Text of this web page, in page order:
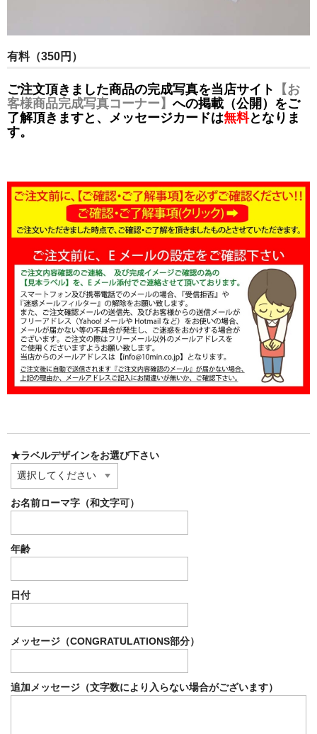
有料（350円）
ご注文頂きました商品の完成写真を当店サイト
【お
客様商品完成写真コーナー】 への掲載（公開）をご
了解頂きますと、メッセージカードは無料となりま
す。
★ラベルデザインをお選び下さい
お名前ローマ字（和文字可）
年齢
日付
メッセージ（CONGRATULATIONS部分）
追加メッセージ（文字数により入らない場合がございます）